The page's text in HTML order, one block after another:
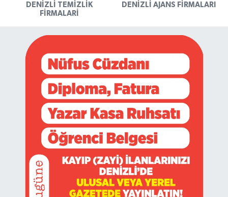
DENIZLI TEMIZLIK
FIRMALARI
DENIZLI AJANS FIRMALARI